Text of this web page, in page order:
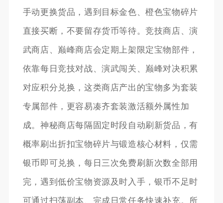
手动更换货品，遇到目标金色、橙色宝物碎片
直接买断，不要留存货币等待。竞技商店、演
武商店、巅峰商店会定期上架限定宝物部件，
依靠每日竞技对战、演武闯关、巅峰对决积累
对应积分兑换，这类商店产出的宝物多为套装
专属部件，更容易凑齐套装激活额外属性加
成。神秘商店每隔固定时段自动刷新货品，有
概率刷出折扣宝物碎片与锻造核心材料，仅需
银币即可兑换，每日三次免费刷新次数全部用
完，遇到低价宝物资源及时入手，银币不足时
可通过扫荡副本、完成日常任务快速补充。所